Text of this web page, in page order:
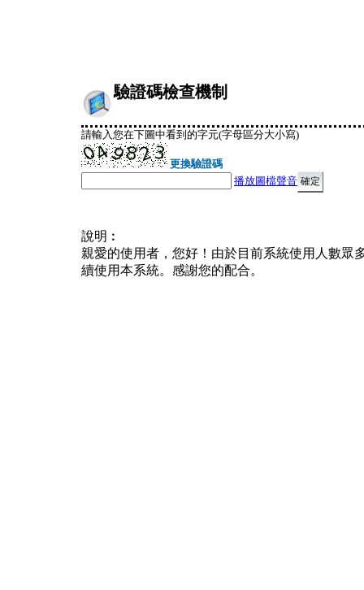
驗證碼檢查機制
請輸入您在下圖中看到的字元(字母區分大小寫)
更換驗證碼
播放圖檔聲音
說明︰
親愛的使用者，您好！由於目前系統使用人數眾
續使用本系統。感謝您的配合。